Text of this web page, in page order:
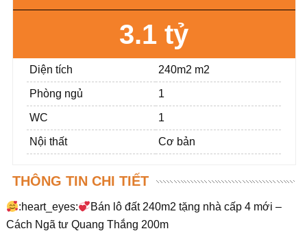
3.1 tỷ
Diện tích 240m2 m2
Phòng ngủ 1
WC 1
Nội thất Cơ bản
THÔNG TIN CHI TIẾT
:heart_eyes:
Bán lô đất 240m2 tặng nhà cấp 4 mới –
Cách Ngã tư Quang Thắng 200m